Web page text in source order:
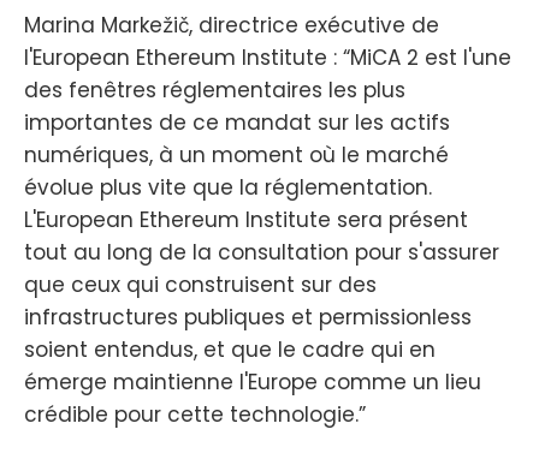
Marina Markežič, directrice exécutive de
l'European Ethereum Institute : “MiCA 2 est l'une
des fenêtres réglementaires les plus
importantes de ce mandat sur les actifs
numériques, à un moment où le marché
évolue plus vite que la réglementation.
L'European Ethereum Institute sera présent
tout au long de la consultation pour s'assurer
que ceux qui construisent sur des
infrastructures publiques et permissionless
soient entendus, et que le cadre qui en
émerge maintienne l'Europe comme un lieu
crédible pour cette technologie.”